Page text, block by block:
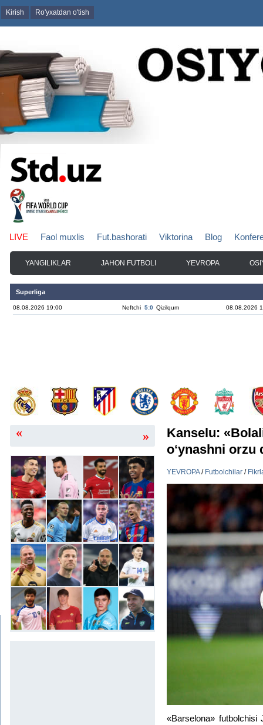
Kirish Ro'yxatdan o'tish
LIVE Faol muxlis Fut.bashorati Viktorina Blog
YANGILIKLAR JAHON FUTBOLI YEVROPA
Superliga
08.08.2026 19:00 Neftchi 5:0 Qizilqum 08.08.2026
« »
Kanselu:
o‘ynashni orzu
YEVROPA/ Futbolchilar /
«Barselona» futbolchisi